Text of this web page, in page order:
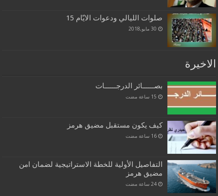
صلوات الليالي ودعوات الايّام 15
30 مايو,2018
الاخيرة
بصــــــائر الدرجــــــات
كيف يكون مستقبل مضيق هرمز
‏16 ساعة مضت
التفاصيل الأولية للخطة الاستراتيجية لضمان امن
مضيق هرمز
‏24 ساعة مضت